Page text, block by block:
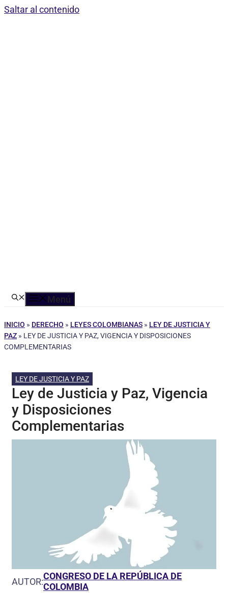
Saltar al contenido
Menú
INICIO » DERECHO » LEYES COLOMBIANAS » LEY DE JUSTICIA Y
PAZ » LEY DE JUSTICIA Y PAZ, VIGENCIA Y DISPOSICIONES
COMPLEMENTARIAS
LEY DE JUSTICIA Y PAZ
Ley de Justicia y Paz, Vigencia
y Disposiciones
Complementarias
AUTOR:CONGRESO DE LA REPÚBLICA DE
COLOMBIA